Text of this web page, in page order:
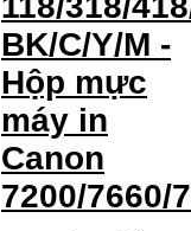
BK/C/Y/M -
Hộp mực
máy in
Canon
7200/7660/